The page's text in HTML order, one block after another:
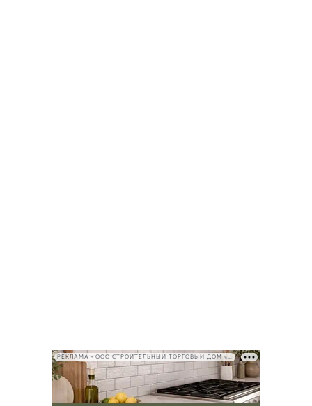
РЕКЛАМА • ООО СТРОИТЕЛЬНЫЙ ТОРГОВЫЙ ДОМ «ПЕТРОВИЧ», ИНН 7802348846